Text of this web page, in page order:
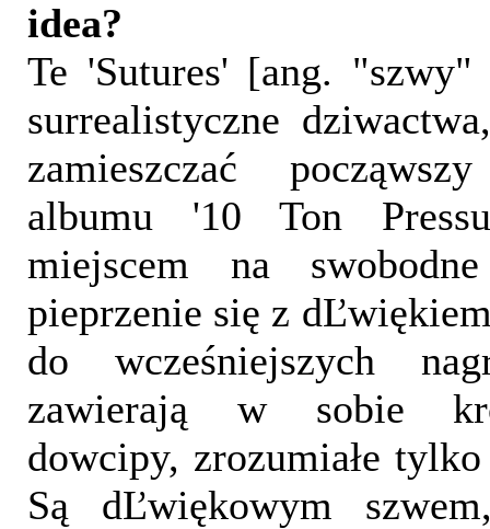
idea?
Te 'Sutures' [ang.
surrealistyczne
zamieszczać
albumu '10 Ton
miejscem na
pieprzenie się z
do wcześniejszych
zawierają w sobie
dowcipy, zrozumiałe
Są dĽwiękowym